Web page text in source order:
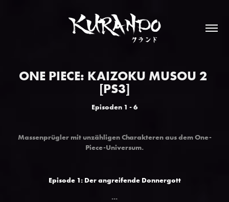
ONE PIECE: KAIZOKU MUSOU 2
[PS3]
Episoden 1 - 6
Massenprügler mit unzähligen Charakteren aus dem One-
Piece-Universum.
Episode 1: Der angreifende Donnergott
...